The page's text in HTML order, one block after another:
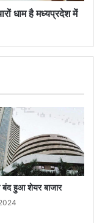
धाम है मध्यप्रदेश में
हुआ शेयर बाजार